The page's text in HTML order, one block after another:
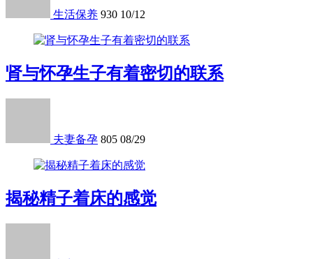
生活保养 930 10/12
肾与怀孕生子有着密切的联系
夫妻备孕 805 08/29
揭秘精子着床的感觉